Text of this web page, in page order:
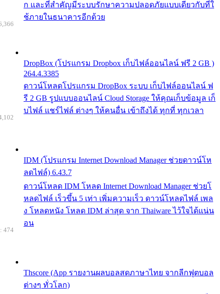
ก และที่สำคัญมีระบบรักษาความปลอดภัยแบบเดียวกับที่ใ
ช้ภายในธนาคารอีกด้วย
DropBox (โปรแกรม Dropbox เก็บไฟล์ออนไลน์ ฟรี 2 GB )
264.4.3385
ดาวน์โหลดโปรแกรม DropBox ระบบ เก็บไฟล์ออนไลน์ ฟ
รี 2 GB รูปแบบออนไลน์ Cloud Storage ให้คุณเก็บข้อมูล เก็
บไฟล์ แชร์ไฟล์ ต่างๆ ให้คนอื่น เข้าถึงได้ ทุกที่ ทุกเวลา
IDM (โปรแกรม Internet Download Manager ช่วยดาวน์โห
ลดไฟล์) 6.43.7
ดาวน์โหลด IDM โหลด Internet Download Manager ช่วยโ
หลดไฟล์ เร็วขึ้น 5 เท่า เพิ่มความเร็ว ดาวน์โหลดไฟล์ เพล
ง โหลดหนัง โหลด IDM ล่าสุด จาก Thaiware ไว้ใจได้แน่น
อน
Thscore (App รายงานผลบอลสดภาษาไทย จากลีกฟุตบอล
ต่างๆ ทั่วโลก)
474